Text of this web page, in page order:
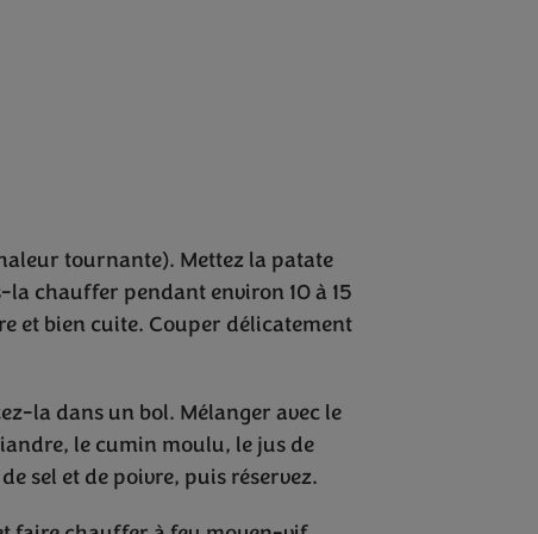
tournante). Mettez la patate
chauffer pendant environ 10 à 15
et bien cuite. Couper délicatement
la dans un bol. Mélanger avec le
le cumin moulu, le jus de
sel et de poivre, puis réservez.